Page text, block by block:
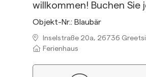
willkommen! Buchen Sie
Objekt-Nr.: Blaubär
Inselstraße 20a, 26736
Ferienhaus